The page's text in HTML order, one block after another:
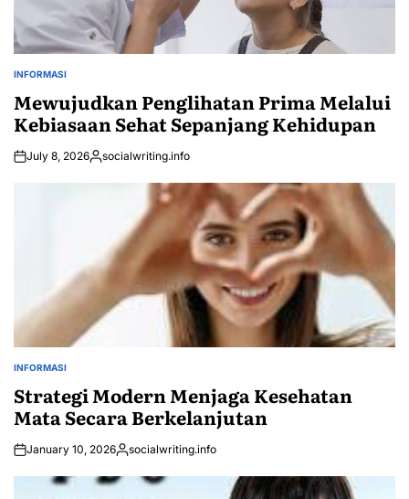
POSTED
INFORMASI
Mewujudkan Penglihatan Prima Melalui
Kebiasaan Sehat Sepanjang Kehidupan
July 8, 2026Posted
socialwriting.info
POSTED
INFORMASI
Strategi Modern Menjaga Kesehatan
Mata Secara Berkelanjutan
January 10, 2026Posted
socialwriting.info